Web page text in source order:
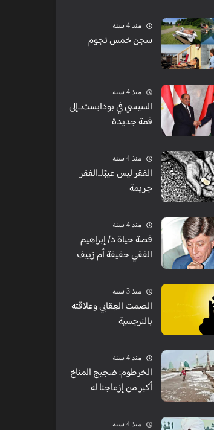
منذ 4 سنة
سجن خمس نجوم
منذ 4 سنة
السيسي في بودابست...إلى
قمة جديدة
منذ 4 سنة
الفقر ليس عيبًا...الفقر
جريمة
منذ 4 سنة
قصة حياة د/ إبراهيم
الفقي حقيقة أم زييف
منذ 3 سنة
الصمت العِقابي وعلاقته
بالنرجسية
منذ 4 سنة
الخرطوم: ضجيج المناخ
أكبر من إزعاجنا له
منذ 4 سنة